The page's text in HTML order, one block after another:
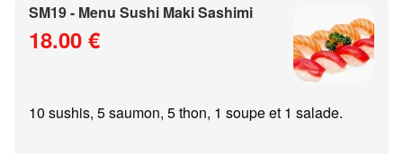
SM19 - Menu Sushi Maki Sashimi
18.00 €
10 sushis, 5 saumon, 5 thon, 1 soupe et 1 salade.